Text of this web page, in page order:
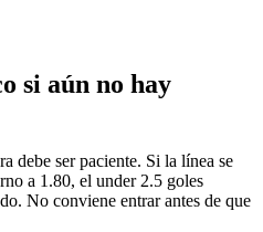
si aún no hay
debe ser paciente. Si la línea se
a 1.80, el under 2.5 goles
No conviene entrar antes de que